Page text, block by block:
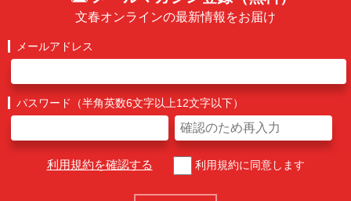
文春オンラインの最新情報をお届け
メールアドレス
パスワード（半角英数6文字以上12文字以下）
利用規約を確認する 利用規約に同意します